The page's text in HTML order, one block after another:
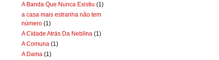
A Banda Que Nunca Existiu (1)
a casa mais estranha não tem
número (1)
A Cïdade Aträs Da Neblïna (1)
A Comuna (1)
A Dama (1)